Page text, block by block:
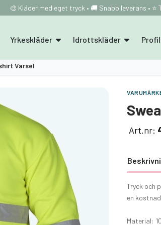
🎨 Kläder med eget tryck • 🚚 Snabb leverans •
Yrkeskläder Idrottskläder
Varsel
Art.nr:
Tryck och
en
Material: